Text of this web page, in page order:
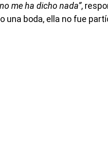
me ha dicho nada”,
una boda, ella no fue